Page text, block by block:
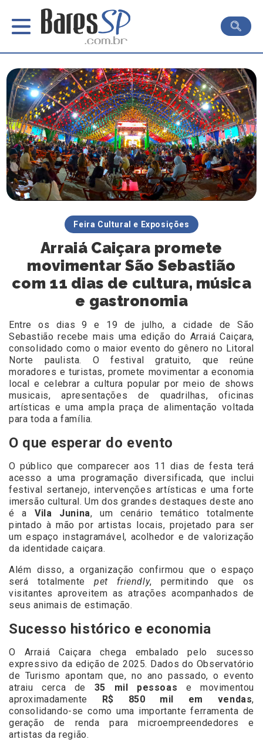
Feira Cultural e Exposições
Arraiá Caiçara promete
movimentar São Sebastião
com 11 dias de cultura, música
e gastronomia
Entre os dias 9 e 19 de julho, a cidade de São
Sebastião recebe mais uma edição do Arraiá Caiçara,
consolidado como o maior evento do gênero no Litoral
Norte paulista. O festival gratuito, que reúne
moradores e turistas, promete movimentar a economia
local e celebrar a cultura popular por meio de shows
musicais, apresentações de quadrilhas, oficinas
artísticas e uma ampla praça de alimentação voltada
para toda a família.
O que esperar do evento
O público que comparecer aos 11 dias de festa terá
acesso a uma programação diversificada, que inclui
festival sertanejo, intervenções artísticas e uma forte
imersão cultural. Um dos grandes destaques deste ano
é a Vila Junina, um cenário temático totalmente
pintado à mão por artistas locais, projetado para ser
um espaço instagramável, acolhedor e de valorização
da identidade caiçara.
Além disso, a organização confirmou que o espaço
será totalmentepet friendly, permitindo que os
visitantes aproveitem as atrações acompanhados de
seus animais de estimação.
Sucesso histórico e economia
O Arraiá Caiçara chega embalado pelo sucesso
expressivo da edição de 2025. Dados do Observatório
de Turismo apontam que, no ano passado, o evento
atraiu cerca de 35 mil pessoas e movimentou
aproximadamente R$ 850 mil em vendas,
consolidando-se como uma importante ferramenta de
geração de renda para microempreendedores e
artistas da região.